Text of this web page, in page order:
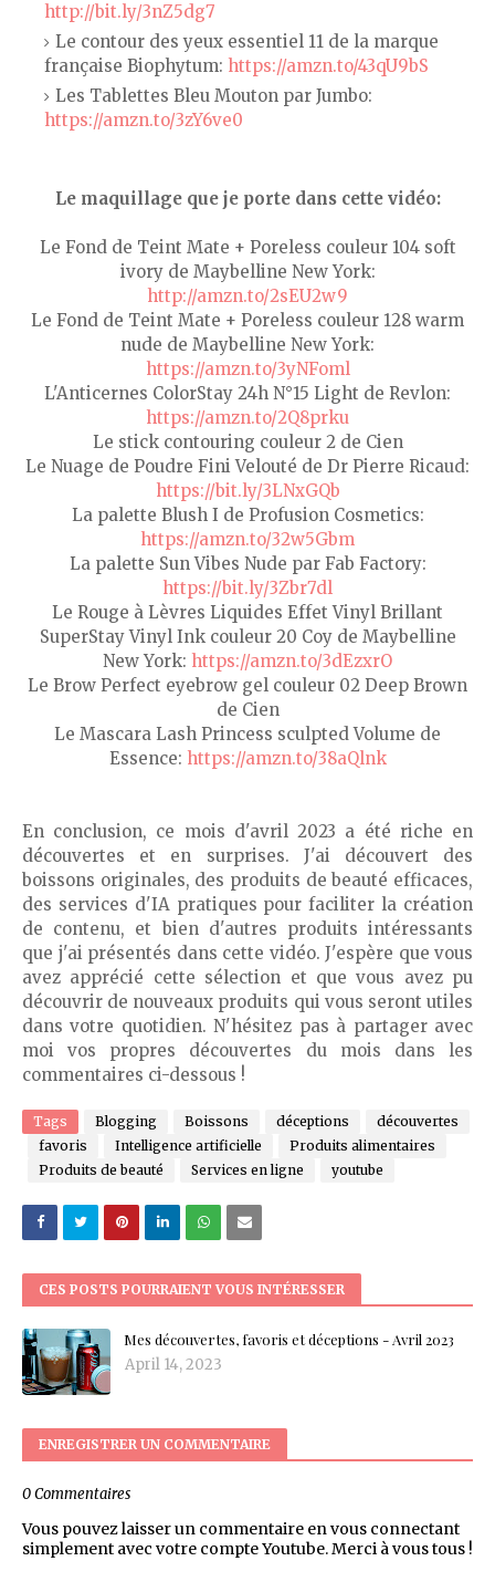
http://bit.ly/3nZ5dg7
Le contour des yeux essentiel 11 de la marque
française Biophytum: https://amzn.to/43qU9bS
Les Tablettes Bleu Mouton par Jumbo:
https://amzn.to/3zY6ve0
Le maquillage que je porte dans cette vidéo:
Le Fond de Teint Mate + Poreless couleur 104 soft
ivory de Maybelline New York:
http://amzn.to/2sEU2w9
Le Fond de Teint Mate + Poreless couleur 128 warm
nude de Maybelline New York:
https://amzn.to/3yNFoml
L'Anticernes ColorStay 24h N°15 Light de Revlon:
https://amzn.to/2Q8prku
Le stick contouring couleur 2 de Cien
Le Nuage de Poudre Fini Velouté de Dr Pierre Ricaud:
https://bit.ly/3LNxGQb
La palette Blush I de Profusion Cosmetics:
https://amzn.to/32w5Gbm
La palette Sun Vibes Nude par Fab Factory:
https://bit.ly/3Zbr7dl
Le Rouge à Lèvres Liquides Effet Vinyl Brillant
SuperStay Vinyl Ink couleur 20 Coy de Maybelline
New York: https://amzn.to/3dEzxrO
Le Brow Perfect eyebrow gel couleur 02 Deep Brown
de Cien
Le Mascara Lash Princess sculpted Volume de
Essence: https://amzn.to/38aQlnk
En conclusion, ce mois d'avril 2023 a été riche en
découvertes et en surprises. J'ai découvert des
boissons originales, des produits de beauté efficaces,
des services d'IA pratiques pour faciliter la création
de contenu, et bien d'autres produits intéressants
que j'ai présentés dans cette vidéo. J'espère que vous
avez apprécié cette sélection et que vous avez pu
découvrir de nouveaux produits qui vous seront utiles
dans votre quotidien. N'hésitez pas à partager avec
moi vos propres découvertes du mois dans les
commentaires ci-dessous !
Tags Blogging Boissons déceptions
découvertes
favoris
Intelligence artificielle
Produits alimentaires
Produits de beauté
Services en ligne youtube
CES POSTS POURRAIENT VOUS INTÉRESSER
Mes découvertes, favoris et déceptions - Avril 2023
April 14, 2023
ENREGISTRER UN COMMENTAIRE
0 Commentaires
Vous pouvez laisser un commentaire en vous connectant
simplement avec votre compte Youtube. Merci à vous tous !